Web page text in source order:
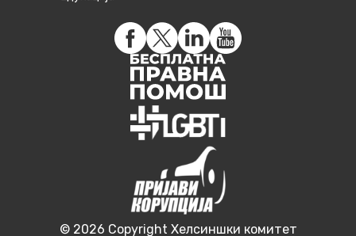
© 2026 Copyright Хелсиншки комитет